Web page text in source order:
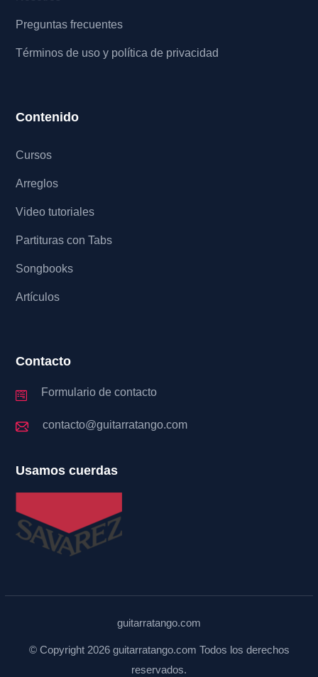
Preguntas frecuentes
Términos de uso y política de privacidad
Contenido
Cursos
Arreglos
Video tutoriales
Partituras con Tabs
Songbooks
Artículos
Contacto
Formulario de contacto
contacto@guitarratango.com
Usamos cuerdas
guitarratango.com
© Copyright 2026 guitarratango.com Todos los derechos
reservados.